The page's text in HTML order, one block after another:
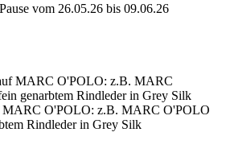
vom 26.05.26 bis 09.06.26
MARC O'POLO: z.B. MARC O'POLO
Rindleder in Grey Silk